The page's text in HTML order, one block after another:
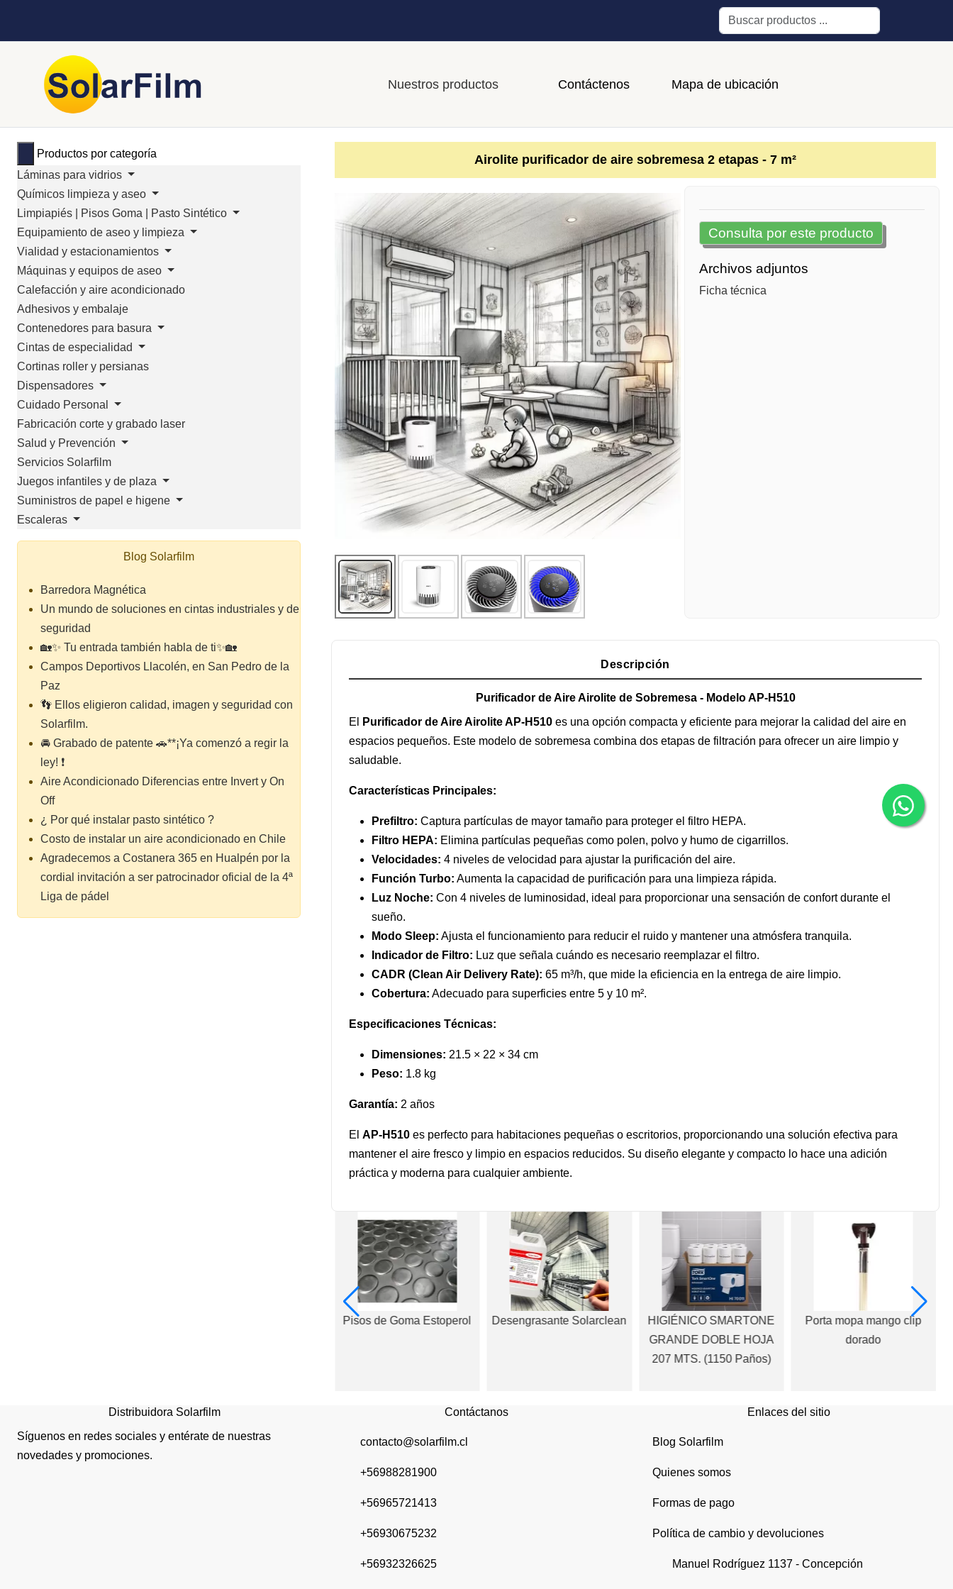
Buscar
Nuestros productos Contáctenos Mapa de ubicación
Productos por categoría
Láminas para vidrios
Químicos limpieza y aseo
Limpiapiés | Pisos Goma | Pasto Sintético
Equipamiento de aseo y limpieza
Vialidad y estacionamientos
Máquinas y equipos de aseo
Calefacción y aire acondicionado
Adhesivos y embalaje
Contenedores para basura
Cintas de especialidad
Cortinas roller y persianas
Dispensadores
Cuidado Personal
Fabricación corte y grabado laser
Salud y Prevención
Servicios Solarfilm
Juegos infantiles y de plaza
Suministros de papel e higene
Escaleras
Blog Solarfilm
Barredora Magnética
Un mundo de soluciones en cintas industriales y de
seguridad
🏡✨ Tu entrada también habla de ti✨🏡
Campos Deportivos Llacolén, en San Pedro de la
Paz
👣 Ellos eligieron calidad, imagen y seguridad con
Solarfilm.
🚘 Grabado de patente 🚗**¡Ya comenzó a regir la
ley! ❗
Aire Acondicionado Diferencias entre Invert y On
Off
¿ Por qué instalar pasto sintético ?
Costo de instalar un aire acondicionado en Chile
Agradecemos a Costanera 365 en Hualpén por la
cordial invitación a ser patrocinador oficial de la 4ª
Liga de pádel
Airolite purificador de aire sobremesa 2 etapas - 7 m²
Consulta por este producto
Archivos adjuntos
Ficha técnica
Descripción
Purificador de Aire Airolite de Sobremesa - Modelo AP-H510
El Purificador de Aire Airolite AP-H510 es una opción compacta y eficiente para mejorar la calidad del aire en
espacios pequeños. Este modelo de sobremesa combina dos etapas de filtración para ofrecer un aire limpio y
saludable.
Características Principales:
Prefiltro: Captura partículas de mayor tamaño para proteger el filtro HEPA.
Filtro HEPA: Elimina partículas pequeñas como polen, polvo y humo de cigarrillos.
Velocidades: 4 niveles de velocidad para ajustar la purificación del aire.
Función Turbo: Aumenta la capacidad de purificación para una limpieza rápida.
Luz Noche: Con 4 niveles de luminosidad, ideal para proporcionar una sensación de confort durante el
sueño.
Modo Sleep: Ajusta el funcionamiento para reducir el ruido y mantener una atmósfera tranquila.
Indicador de Filtro: Luz que señala cuándo es necesario reemplazar el filtro.
CADR (Clean Air Delivery Rate): 65 m³/h, que mide la eficiencia en la entrega de aire limpio.
Cobertura: Adecuado para superficies entre 5 y 10 m².
Especificaciones Técnicas:
Dimensiones: 21.5 × 22 × 34 cm
Peso: 1.8 kg
Garantía: 2 años
El AP-H510 es perfecto para habitaciones pequeñas o escritorios, proporcionando una solución efectiva para
mantener el aire fresco y limpio en espacios reducidos. Su diseño elegante y compacto lo hace una adición
práctica y moderna para cualquier ambiente.
Pisos de Goma Estoperol Desengrasante Solarclean
HIGIÉNICO SMARTONE
GRANDE DOBLE HOJA
207 MTS. (1150 Paños)
Porta mopa mango clip
dorado
Distribuidora Solarfilm
Síguenos en redes sociales y entérate de nuestras
novedades y promociones.
Contáctanos
contacto@solarfilm.cl
+56988281900
+56965721413
+56930675232
+56932326625
Enlaces del sitio
Blog Solarfilm
Quienes somos
Formas de pago
Política de cambio y devoluciones
Manuel Rodríguez 1137 - Concepción